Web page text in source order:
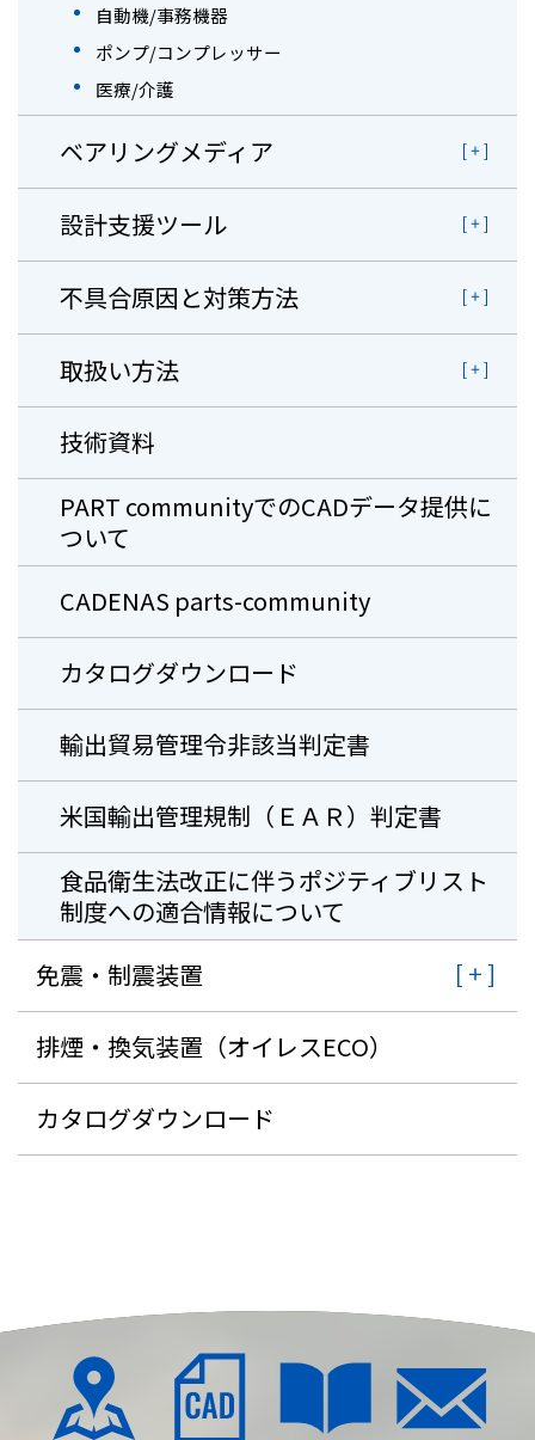
自動機/事務機器
ポンプ/コンプレッサー
医療/介護
ベアリングメディア
設計支援ツール
不具合原因と対策方法
取扱い方法
技術資料
PART communityでのCADデータ提供に
ついて
CADENAS parts-community
カタログダウンロード
輸出貿易管理令非該当判定書
米国輸出管理規制（ＥＡＲ）判定書
⾷品衛⽣法改正に伴うポジティブリスト
制度への適合情報について
免震・制震装置
排煙・換気装置（オイレスECO）
カタログダウンロード